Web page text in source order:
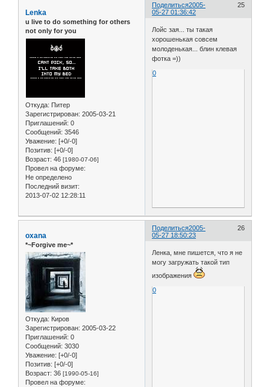
Поделиться 25
2005-
05-27 01:36:42
Lenka
u live to do something for others
not only for you
Откуда: Питер
Зарегистрирован: 2005-03-21
Приглашений: 0
Сообщений: 3546
Уважение: [+0/-0]
Позитив: [+0/-0]
Возраст: 46 [1980-07-06]
Провел на форуме:
Не определено
Последний визит:
2013-07-02 12:28:11
Лойс зая... ты такая
хорошенькая совсем
молоденькая... блин клевая
фотка =))
0
Поделиться 26
2005-
05-27 18:50:23
oxana
*~Forgive me~*
Откуда: Киров
Зарегистрирован: 2005-03-22
Приглашений: 0
Сообщений: 3030
Уважение: [+0/-0]
Позитив: [+0/-0]
Возраст: 36 [1990-05-16]
Провел на форуме:
Ленка, мне пишется, что я не
могу загружать такой тип
изображения
0